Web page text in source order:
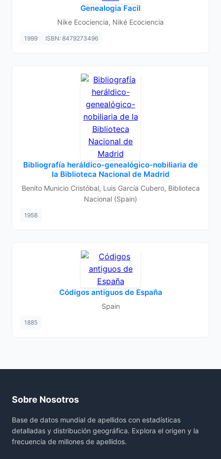
Genealogia Facil
Nike Ecociencia, Niké Ecociencia
1999 ISBN: 8479273496
Bibliografía heráldico-genealógico-nobiliaria de
la Biblioteca Nacional de Madrid
Benito Municio Cristóbal, Luis García Cubero, Biblioteca
Nacional (Spain)
1958
Códigos antiguos de España
Spain
1885
Sobre Nosotros
Base de datos mundial de apellidos con estadísticas
detalladas y distribución geográfica. Explora el origen y la
frecuencia de millones de apellidos.